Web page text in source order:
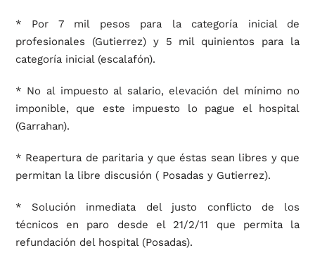
* Por 7 mil pesos para la categoría inicial de
profesionales (Gutierrez) y 5 mil quinientos para la
categoría inicial (escalafón).
* No al impuesto al salario, elevación del mínimo no
imponible, que este impuesto lo pague el hospital
(Garrahan).
* Reapertura de paritaria y que éstas sean libres y que
permitan la libre discusión ( Posadas y Gutierrez).
* Solución inmediata del justo conflicto de los
técnicos en paro desde el 21/2/11 que permita la
refundación del hospital (Posadas).